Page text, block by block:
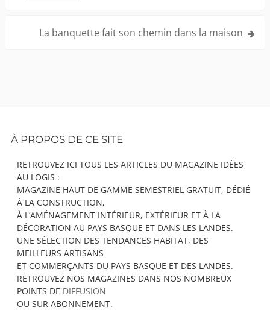
l’articleLa banquette fait son chemin dans la maison
Content
À PROPOS DE CE SITE
RETROUVEZ ICI TOUS LES ARTICLES DU MAGAZINE IDÉES
AU LOGIS :
MAGAZINE HAUT DE GAMME SEMESTRIEL GRATUIT, DÉDIÉ
À LA CONSTRUCTION,
À L’AMÉNAGEMENT INTÉRIEUR, EXTÉRIEUR ET À LA
DÉCORATION AU PAYS BASQUE ET DANS LES LANDES.
UNE SÉLECTION DES TENDANCES HABITAT, DES
MEILLEURS ARTISANS
ET COMMERÇANTS DU PAYS BASQUE ET DES LANDES.
RETROUVEZ NOS MAGAZINES DANS NOS NOMBREUX
POINTS DE DIFFUSION
OU SUR ABONNEMENT.